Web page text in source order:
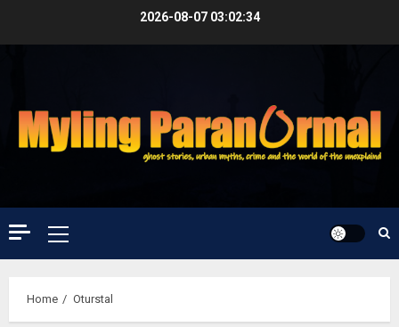
2026-08-07 03:02:35
Primary
Menu
Home Oturstal